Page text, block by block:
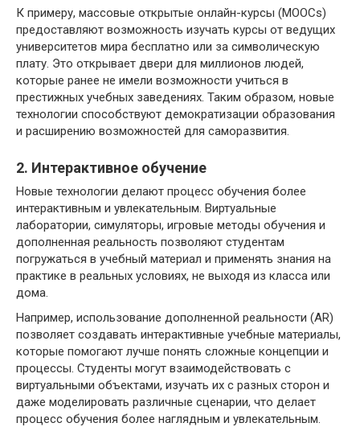
К примеру, массовые открытые онлайн-курсы (MOOCs)
предоставляют возможность изучать курсы от ведущих
университетов мира бесплатно или за символическую
плату. Это открывает двери для миллионов людей,
которые ранее не имели возможности учиться в
престижных учебных заведениях. Таким образом, новые
технологии способствуют демократизации образования
и расширению возможностей для саморазвития.
2. Интерактивное обучение
Новые технологии делают процесс обучения более
интерактивным и увлекательным. Виртуальные
лаборатории, симуляторы, игровые методы обучения и
дополненная реальность позволяют студентам
погружаться в учебный материал и применять знания на
практике в реальных условиях, не выходя из класса или
дома.
Например, использование дополненной реальности (AR)
позволяет создавать интерактивные учебные материалы,
которые помогают лучше понять сложные концепции и
процессы. Студенты могут взаимодействовать с
виртуальными объектами, изучать их с разных сторон и
даже моделировать различные сценарии, что делает
процесс обучения более наглядным и увлекательным.